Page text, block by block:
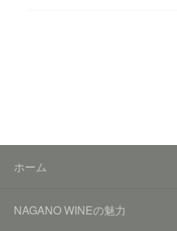
ホーム
NAGANO WINEの魅力